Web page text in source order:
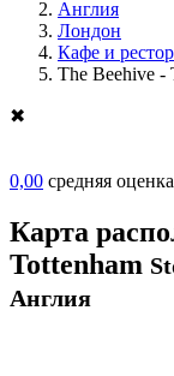
Англия
Лондон
Кафе и
The Beehive -
✖
0,00 средняя оценка
Карта
Tottenham
Англия